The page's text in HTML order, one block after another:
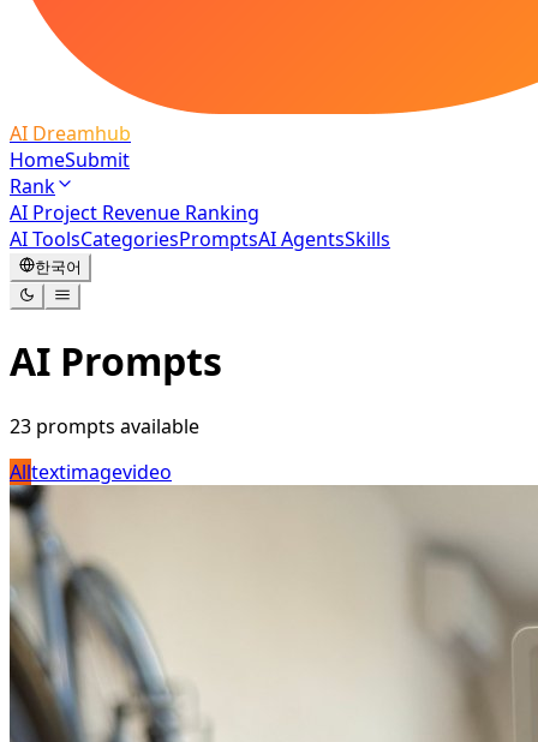
AI Dreamhub
HomeSubmit
Rank
AI Project Revenue Ranking
AI ToolsCategoriesPromptsAI AgentsSkills
한국어
AI Prompts
23 prompts available
Alltextimagevideo